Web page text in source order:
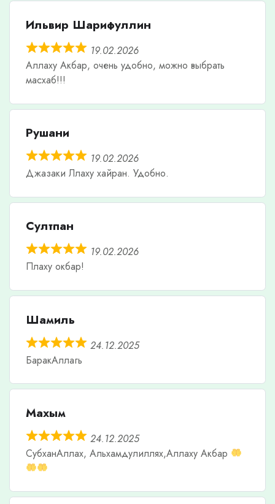
Ильвир Шарифуллин
19.02.2026
Аллаху Акбар, очень удобно, можно выбрать
масхаб!!!
Рушани
19.02.2026
Джазаки Ллаху хайран. Удобно.
Султпан
19.02.2026
Плаху окбар!
Шамиль
24.12.2025
БаракАллагь
Махым
24.12.2025
СубханАллах, Альхамдулиллях,Аллаху Акбар